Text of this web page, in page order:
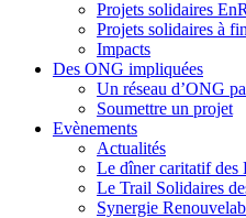
Projets solidaires
Projets solidaires à
Impacts
Des ONG impliquées
Un réseau d’ONG
Soumettre un projet
Evènements
Actualités
Le dîner caritatif des
Le Trail Solidaires
Synergie